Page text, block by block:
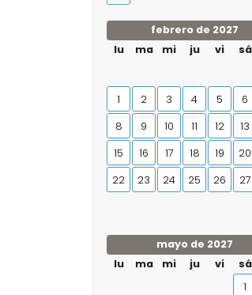
febrero de 2027
lu
ma mi ju vi sá
1 2 3 4 5 6
8
9 10 11 12 13
15
16 17 18 19 20
22
23 24 25 26 27
mayo de 2027
lu
ma mi ju vi sá
1